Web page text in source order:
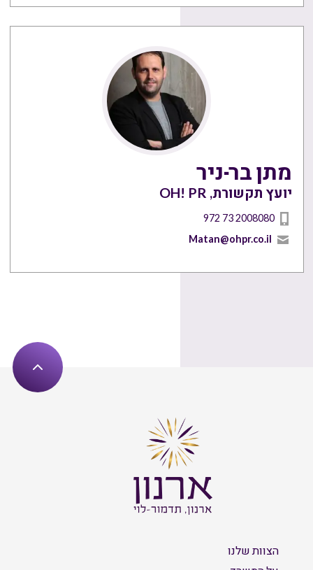
מתן בר-ניר
יועץ תקשורת, OH! PR
972 73 2008080
Matan@ohpr.co.il
הצוות שלנו